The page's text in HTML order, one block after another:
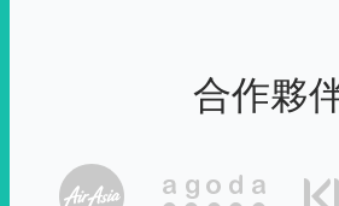
合作夥